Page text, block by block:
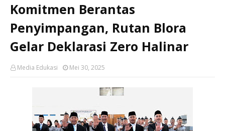
Komitmen Berantas
Penyimpangan, Rutan Blora
Gelar Deklarasi Zero Halinar
Media Edukasi Mei 30, 2025